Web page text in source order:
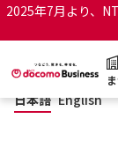
2025年7月より、
NTTドコ
サポー
日本語 English